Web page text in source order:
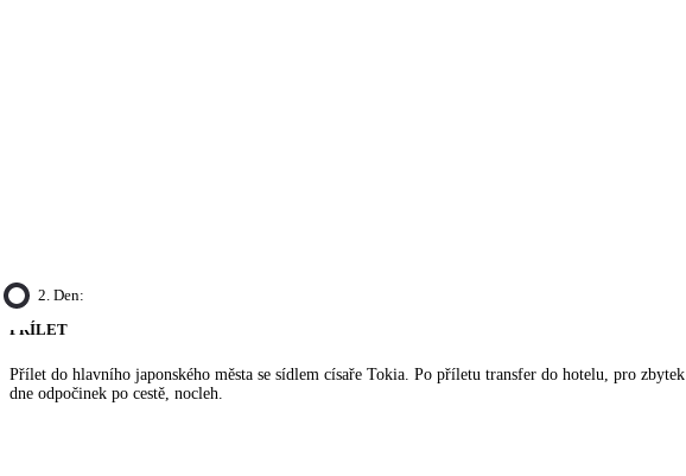
2. Den:
PŘÍLET
Přílet do hlavního japonského města se sídlem císaře Tokia. Po příletu transfer do hotelu, pro zbytek
dne odpočinek po cestě, nocleh.